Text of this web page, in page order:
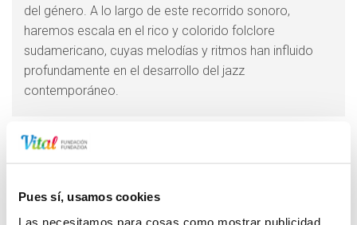
Pues sí, usamos cookies
Las necesitamos para cosas como mostrar publicidad
del género. A lo largo de este recorrido sonoro,
haremos escala en el rico y colorido folclore
sudamericano, cuyas melodías y ritmos han influido
profundamente en el desarrollo del jazz
contemporáneo.
Información
espacio de experimentación donde las armonías y los